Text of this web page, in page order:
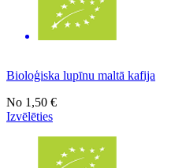
Bioloģiska lupīnu maltā kafija
No 1,50 €
Izvēlēties